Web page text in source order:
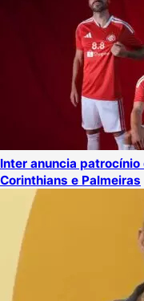
Inter anuncia
Corinthians e Palmeiras